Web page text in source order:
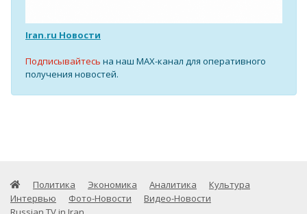
Iran.ru Новости
Подписывайтесь на наш MAX-канал для оперативного
получения новостей.
Политика Экономика Аналитика
Культура
Интервью
Фото-Новости
Видео-Новости